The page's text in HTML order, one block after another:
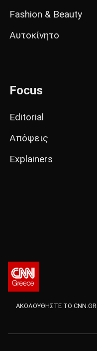
Fashion & Beauty
Αυτοκίνητο
Focus
Editorial
Απόψεις
Explainers
ΑΚΟΛΟΥΘΗΣΤΕ ΤΟ CNN.GR